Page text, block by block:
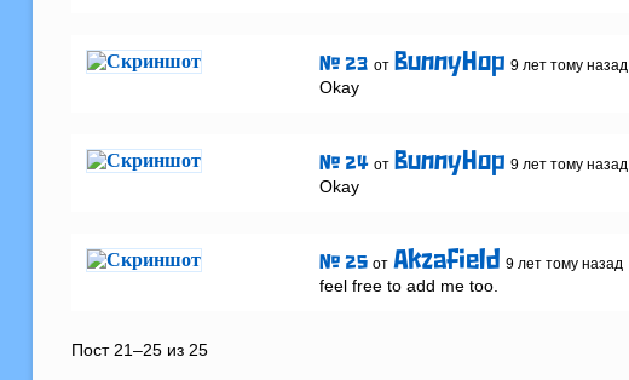
# 23 от BunnyHop 9 лет тому назад
Okay
# 24 от BunnyHop 9 лет тому назад
Okay
# 25 от Akzafield 9 лет тому назад
feel free to add me too.
Пост 21–25 из 25